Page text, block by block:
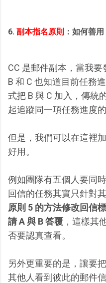
6. 副本指名原則 ：如何善
CC 是郵件副本，當我
B 和 C 也知道目前任務
式把 B 與 C 加入，傳統
起追蹤同一項任務進度的
但是，我們可以在這裡
好用。
例如團隊有五個人要同
回信的任務其實只針對其
原則 5 的方法修改回信
請 A 與 B 答覆 ，這樣其
否要認真查看。
另外更重要的是，讓要
其他人看到彼此的郵件